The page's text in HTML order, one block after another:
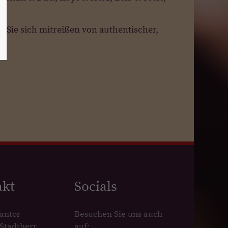
Sie sich mitreißen von authentischer,
Socials
Besuchen Sie uns auch